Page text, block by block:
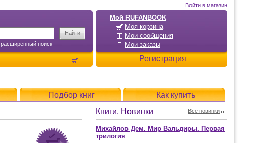
Мой RUFANBOOK
Моя корзина
Мои сообщения
Мои заказы
Регистрация
Войти в магазин
расширенный поиск
Подбор книг
Как купить
Книги. Новинки Все новинки
Михайлов Дем. Мир Вальдиры. Первая
трилогия